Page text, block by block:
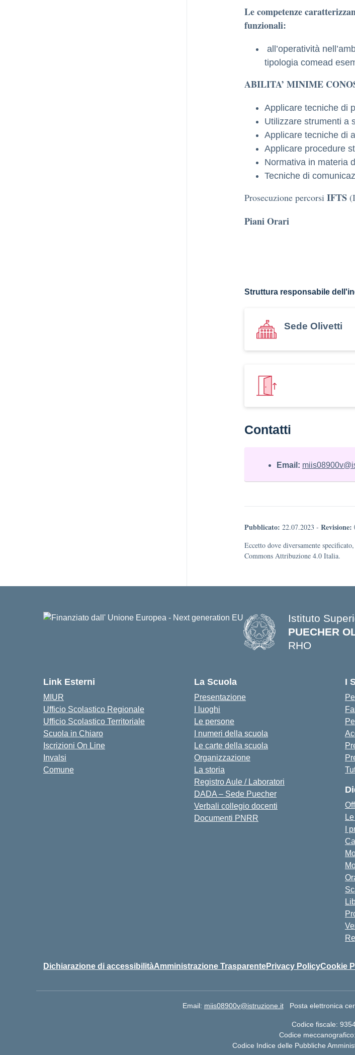
Le competenze
funzionali:
all’operatività
tipologia comead
ABILITA’ MINIME
Applicare tecniche di
Utilizzare strumenti a
Applicare tecniche di
Applicare procedure
Normativa in materia
Tecniche di
Prosecuzione percorsi IFTS
Piani Orari
Struttura responsabile
Sede Olivetti
Contatti
Email:
Pubblicato: 22.07.2023 - Revisione:
Eccetto dove diversamente
Commons Attribuzione 4.0 Italia.
Istituto
PUECHER
RHO
Link Esterni
MIUR
Ufficio Scolastico Regionale
Ufficio Scolastico Territoriale
Scuola in Chiaro
Iscrizioni On Line
Invalsi
Comune
La Scuola
Presentazione
I luoghi
Le persone
I numeri della scuola
Le carte della scuola
Organizzazione
La storia
Registro Aule / Laboratori
DADA – Sede Puecher
Verbali collegio docenti
Documenti PNRR
I
I
Dichiarazione di accessibilitàAmministrazione TrasparentePrivacy PolicyCookie
Email: miis08900v@istruzione.it Posta elettronica
Codice fiscale:
Codice meccanografico:
Codice Indice delle Pubbliche